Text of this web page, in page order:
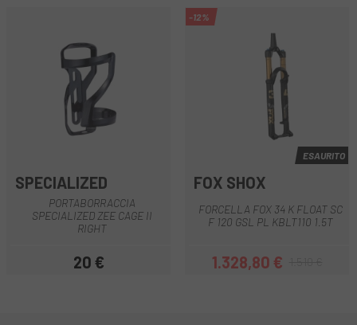
SPECIALIZED
PORTABORRACCIA
SPECIALIZED ZEE CAGE II
RIGHT
Prezzo
20 €
-12%
ESAURITO
FOX SHOX
FORCELLA FOX 34 K FLOAT SC
F 120 GSL PL KBLT110 1.5T
Prezzo
1.328,80 €Prezzo base